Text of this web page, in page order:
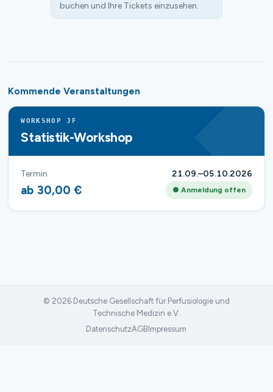
buchen und Ihre Tickets einzusehen.
Kommende Veranstaltungen
WORKSHOP JF
Statistik-Workshop
Termin 21.09.–05.10.2026
ab 30,00 € ● Anmeldung offen
© 2026 Deutsche Gesellschaft für Perfusiologie und
Technische Medizin e.V.
DatenschutzAGB Impressum